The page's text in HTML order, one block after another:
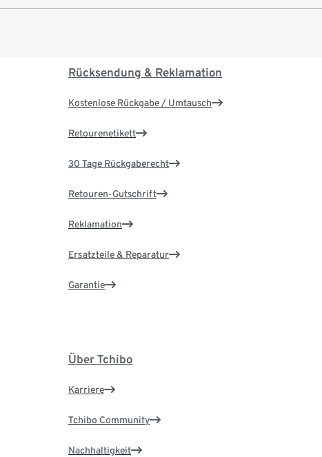
Rücksendung & Reklamation
Kostenlose Rückgabe / Umtausch
Retourenetikett
30 Tage Rückgaberecht
Retouren-Gutschrift
Reklamation
Ersatzteile & Reparatur
Garantie
Über Tchibo
Karriere
Tchibo Community
Nachhaltigkeit